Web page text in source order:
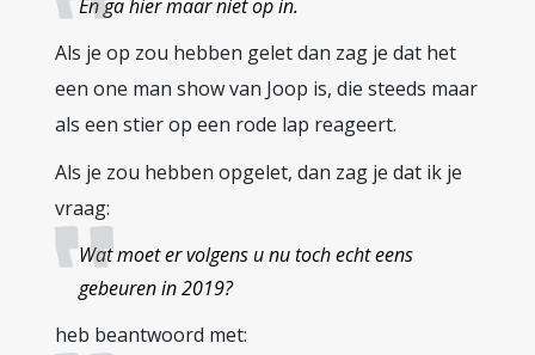
En ga hier maar niet op in.
Als je op zou hebben gelet dan zag je dat het
een one man show van Joop is, die steeds maar
als een stier op een rode lap reageert.
Als je zou hebben opgelet, dan zag je dat ik je
vraag:
Wat moet er volgens u nu toch echt eens
gebeuren in 2019?
heb beantwoord met: